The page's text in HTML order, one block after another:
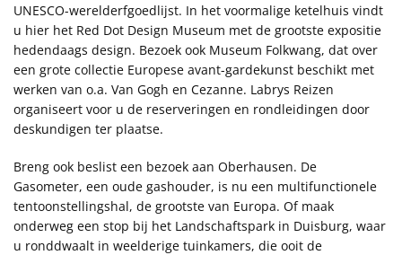
UNESCO-werelderfgoedlijst. In het voormalige ketelhuis vindt
u hier het Red Dot Design Museum met de grootste expositie
hedendaags design. Bezoek ook Museum Folkwang, dat over
een grote collectie Europese avant-gardekunst beschikt met
werken van o.a. Van Gogh en Cezanne. Labrys Reizen
organiseert voor u de reserveringen en rondleidingen door
deskundigen ter plaatse.
Breng ook beslist een bezoek aan Oberhausen. De
Gasometer, een oude gashouder, is nu een multifunctionele
tentoonstellingshal, de grootste van Europa. Of maak
onderweg een stop bij het Landschaftspark in Duisburg, waar
u ronddwaalt in weelderige tuinkamers, die ooit de